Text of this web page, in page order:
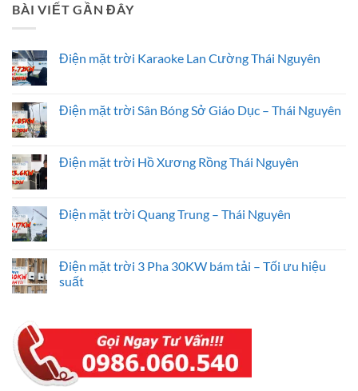
BÀI VIẾT GẦN ĐÂY
Điện mặt trời Karaoke Lan Cường Thái Nguyên
luận
ở
Karaoke
Lan
Điện mặt trời Sân Bóng Sở Giáo Dục – Thái Nguyên
luận
ở
Sân
Bóng
–
Thái
Nguyên
Điện mặt trời Hồ Xương Rồng Thái Nguyên
luận
ở
Hồ
Xương
Rồng
Điện mặt trời Quang Trung – Thái Nguyên
luận
ở
Điện
Nguyên
Điện mặt trời 3 Pha 30KW bám tải – Tối ưu hiệu
suất
luận
mặt
trời
3